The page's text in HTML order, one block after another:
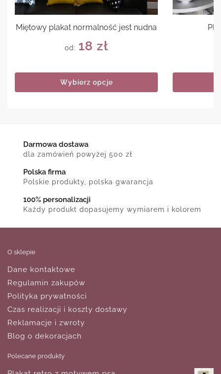
Miętowy plakat normalność jest nudna
od: 18 zł
Wybierz opcje
Darmowa dostawa
dla zamówień powyżej 500 zł
Polska firma
Polskie produkty, polska gwarancja
100% personalizacji
Każdy produkt dopasujemy wymiarem i kolorem
O sklepie
Dane kontaktowe
Regulamin zakupów
Polityka prywatności
Czas realizacji i koszty dostawy
Reklamacje i zwroty
Blog o dekoracjach
Polecane produkty